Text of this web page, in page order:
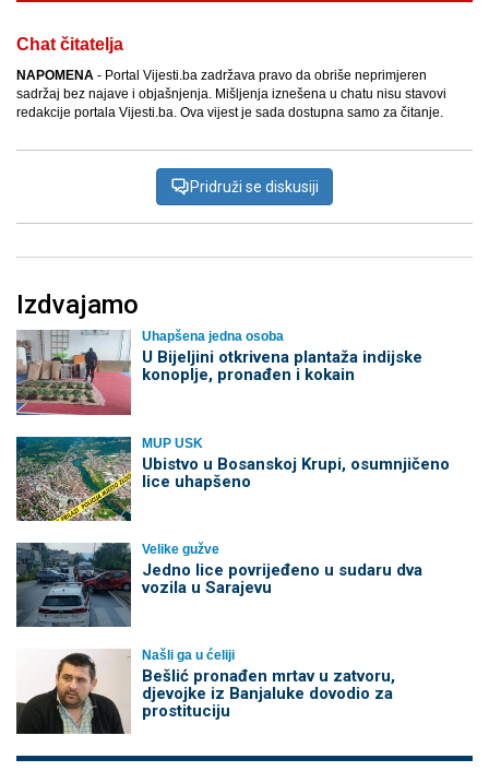
Chat čitatelja
NAPOMENA - Portal Vijesti.ba zadržava pravo da obriše neprimjeren
sadržaj bez najave i objašnjenja. Mišljenja iznešena u chatu nisu stavovi
redakcije portala Vijesti.ba. Ova vijest je sada dostupna samo za čitanje.
Pridruži se diskusiji
Izdvajamo
Uhapšena jedna osoba
​U Bijeljini otkrivena plantaža indijske
konoplje, pronađen i kokain
MUP USK
Ubistvo u Bosanskoj Krupi, osumnjičeno
lice uhapšeno
Velike gužve
Јedno lice povrijeđeno u sudaru dva
vozila u Sarajevu
Našli ga u ćeliji
Bešlić pronađen mrtav u zatvoru,
djevojke iz Banjaluke dovodio za
prostituciju